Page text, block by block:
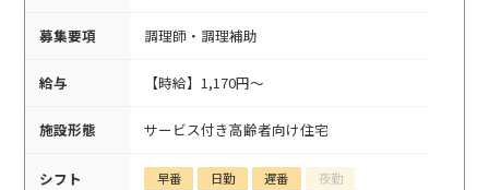
募集要項 調理師・調理補助
給与 【時給】1,170円～
施設形態 サービス付き高齢者向け住宅
シフト 早番 日勤 遅番 夜勤